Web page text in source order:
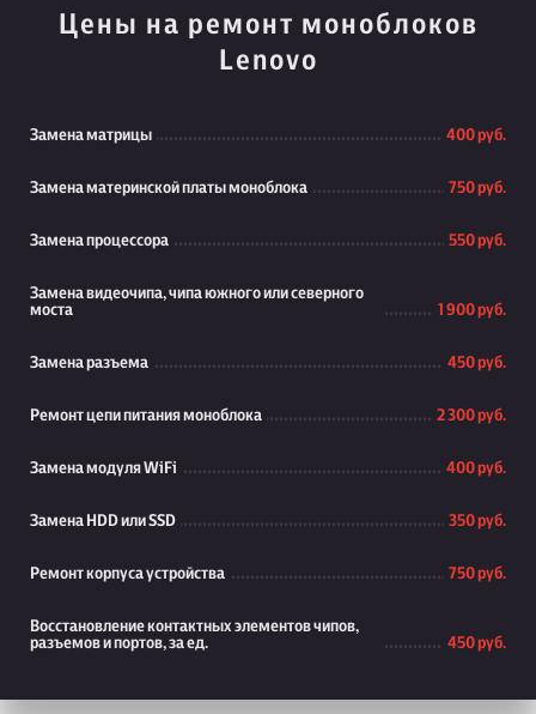
Цены на ремонт моноблоков
Lenovo
Замена матрицы 400 руб.
Замена материнской платы моноблока 750 руб.
Замена процессора 550 руб.
Замена видеочипа, чипа южного или северного
моста
1 900 руб.
Замена разъема 450 руб.
Ремонт цепи питания моноблока 2 300 руб.
Замена модуля WiFi 400 руб.
Замена HDD или SSD 350 руб.
Ремонт корпуса устройства 750 руб.
Восстановление контактных элементов чипов,
разъемов и портов, за ед.
450 руб.